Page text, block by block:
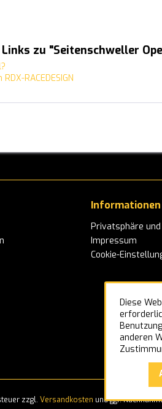
zu "Seitenschweller
RACEDESIGN
Informationen
Privatsphäre
Impressum
Cookie-
zzgl. Versandkosten und ggf.
Diese
anderen